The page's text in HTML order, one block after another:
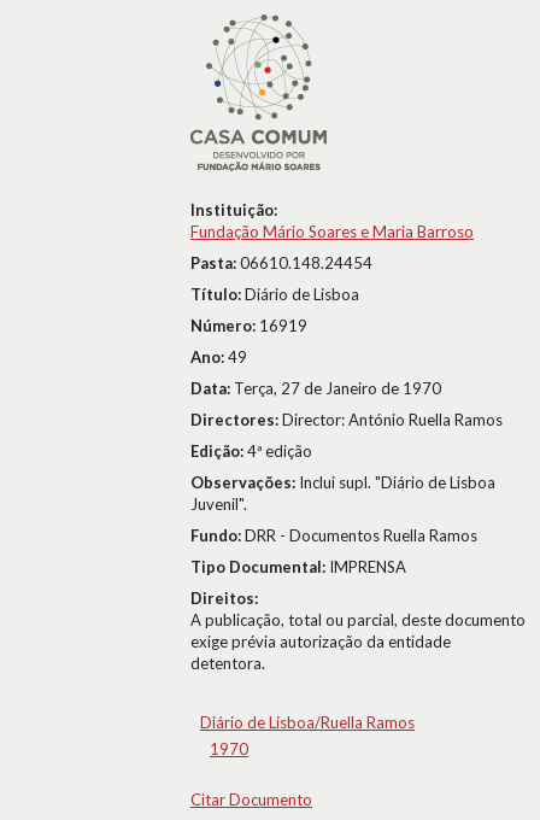
Instituição:
Fundação Mário Soares e Maria Barroso
Pasta:06610.148.24454
Título:Diário de Lisboa
Número: 16919
Ano:49
Data: Terça, 27 de Janeiro de 1970
Directores:Director: António Ruella Ramos
Edição:4ª edição
Observações: Inclui supl. "Diário de Lisboa
Juvenil".
Fundo:DRR - Documentos Ruella Ramos
Tipo Documental: IMPRENSA
Direitos:
A publicação, total ou parcial, deste documento
exige prévia autorização da entidade
detentora.
Diário de Lisboa/Ruella Ramos
1970
Citar Documento